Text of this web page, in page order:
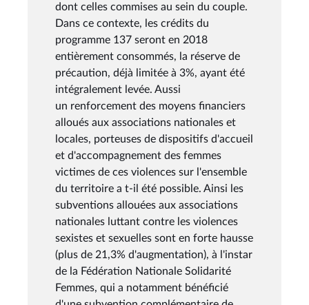
dont celles commises au sein du couple.
Dans ce contexte, les crédits du
programme 137 seront en 2018
entièrement consommés, la réserve de
précaution, déjà limitée à 3%, ayant été
intégralement levée. Aussi
un renforcement des moyens financiers
alloués aux associations nationales et
locales, porteuses de dispositifs d'accueil
et d'accompagnement des femmes
victimes de ces violences sur l'ensemble
du territoire a t-il été possible. Ainsi les
subventions allouées aux associations
nationales luttant contre les violences
sexistes et sexuelles sont en forte hausse
(plus de 21,3% d'augmentation), à l'instar
de la Fédération Nationale Solidarité
Femmes, qui a notamment bénéficié